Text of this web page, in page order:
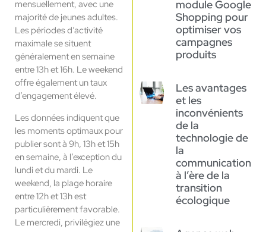
mensuellement, avec une
majorité de jeunes adultes.
Les périodes d’activité
maximale se situent
généralement en semaine
entre 13h et 16h. Le weekend
offre également un taux
d’engagement élevé.
Les données indiquent que
les moments optimaux pour
publier sont à 9h, 13h et 15h
en semaine, à l’exception du
lundi et du mardi. Le
weekend, la plage horaire
entre 12h et 13h est
particulièrement favorable.
Le mercredi, privilégiez une
module Google
Shopping pour
optimiser vos
campagnes
produits
Les avantages
et les
inconvénients
de la
technologie de
la
communication
à l’ère de la
transition
écologique